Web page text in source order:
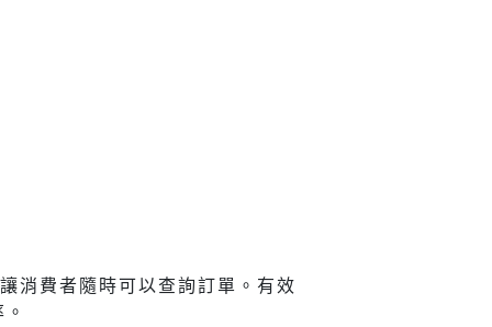
消費者隨時可以查詢訂單。有效